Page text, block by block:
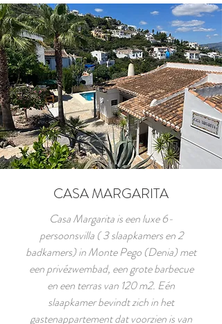
CASA MARGARITA
Casa Margarita is een luxe 6-
persoonsvilla ( 3 slaapkamers en 2
badkamers) in Monte Pego (Denia) met
een privézwembad, een grote barbecue
en een terras van 120 m2. Eén
slaapkamer bevindt zich in het
gastenappartement dat voorzien is van